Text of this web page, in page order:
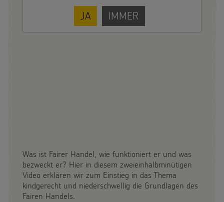
JA
IMMER
Was ist Fairer Handel, wie funktioniert er und was
bezweckt er? Hier in diesem zweieinhalbminütigen
Video erklären wir zum Einstieg in das Thema
kindgerecht und niederschwellig die Grundlagen des
Fairen Handels.